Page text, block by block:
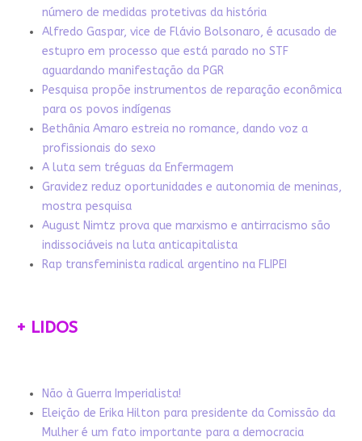
número de medidas protetivas da história
Alfredo Gaspar, vice de Flávio Bolsonaro, é acusado de
estupro em processo que está parado no STF
aguardando manifestação da PGR
Pesquisa propõe instrumentos de reparação econômica
para os povos indígenas
Bethânia Amaro estreia no romance, dando voz a
profissionais do sexo
A luta sem tréguas da Enfermagem
Gravidez reduz oportunidades e autonomia de meninas,
mostra pesquisa
August Nimtz prova que marxismo e antirracismo são
indissociáveis na luta anticapitalista
Rap transfeminista radical argentino na FLIPEI
+ LIDOS
Não à Guerra Imperialista!
Eleição de Erika Hilton para presidente da Comissão da
Mulher é um fato importante para a democracia